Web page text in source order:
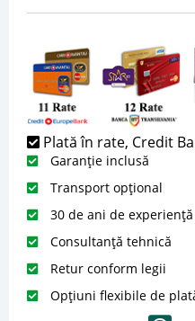
Plată în rate, Credit
Garanție inclusă
Transport opțional
30 de ani de
Consultanță tehnică
Retur conform legii
Opțiuni flexibile de